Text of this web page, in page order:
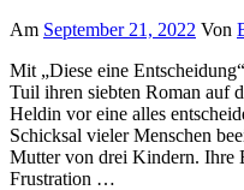
Am September 21, 2022 Von
Mit „Diese eine
Tuil ihren siebten Roman auf
Heldin vor eine alles
Schicksal vieler Menschen
Mutter von drei Kindern. Ihre
Frustration …